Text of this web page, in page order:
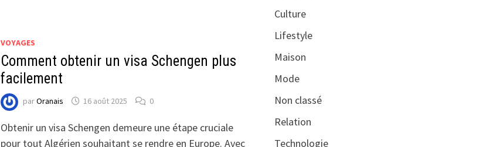
VOYAGES
Comment obtenir un visa Schengen plus
facilement
parOranais 16 août 2025 0
Obtenir un visa Schengen demeure une étape cruciale
pour tout Algérien souhaitant se rendre en Europe. Avec
Culture
Lifestyle
Maison
Mode
Non classé
Relation
Technologie